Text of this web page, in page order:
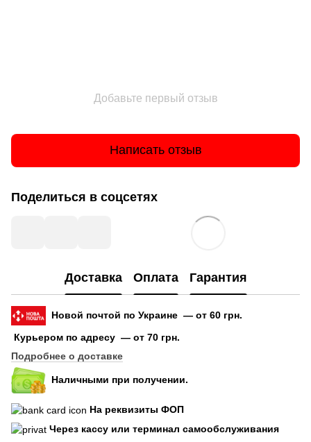
Добавьте первый отзыв
Написать отзыв
Поделиться в соцсетях
Доставка Оплата Гарантия
Новой почтой по Украине — от 60 грн.
Курьером по адресу — от 70 грн.
Подробнее о доставке
Наличными при получении.
На реквизиты ФОП
Через кассу или терминал самообслуживания